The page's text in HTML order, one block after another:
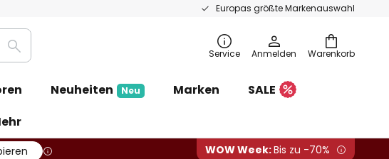
Europas größte Markenauswahl
Warenkorb
Suche Service Anmelden
Neuheiten Neu Marken
SALE
WOW Week:Bis zu -70%